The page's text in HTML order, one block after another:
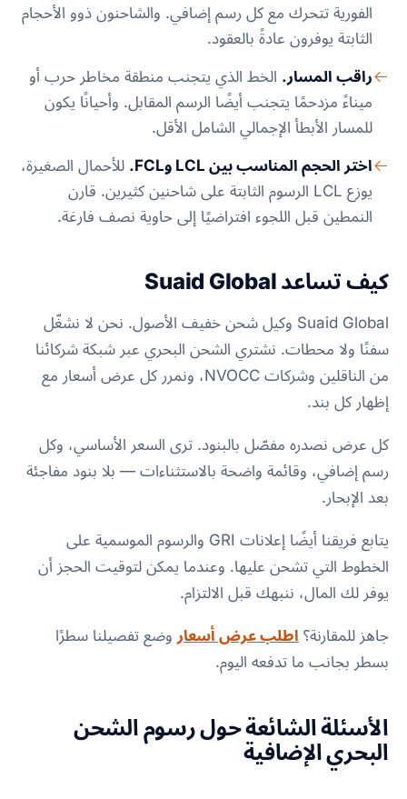
الفورية تتحرك مع كل رسم إضافي. والشاحنون ذوو الأحجام
الثابتة يوفرون عادةً بالعقود.
راقب المسار. الخط الذي يتجنب منطقة مخاطر حرب أو
ميناءً مزدحمًا يتجنب أيضًا الرسم المقابل. وأحيانًا يكون
للمسار الأبطأ الإجمالي الشامل الأقل.
اختر الحجم المناسب بين LCL وFCL.
للأحمال الصغيرة،
يوزع LCL الرسوم الثابتة على شاحنين كثيرين. قارن
النمطين قبل اللجوء افتراضيًا إلى حاوية نصف فارغة.
كيف تساعد Suaid Global
Suaid Global وكيل شحن خفيف الأصول. نحن لا نشغّل
سفنًا ولا محطات. نشتري الشحن البحري عبر شبكة شركائنا
من الناقلين وشركات NVOCC، ونمرر كل عرض أسعار مع
إظهار كل بند.
كل عرض نصدره مفصّل بالبنود. ترى السعر الأساسي، وكل
رسم إضافي، وقائمة واضحة بالاستثناءات — بلا بنود مفاجئة
بعد الإبحار.
يتابع فريقنا أيضًا إعلانات GRI والرسوم الموسمية على
الخطوط التي تشحن عليها. وعندما يمكن لتوقيت الحجز أن
يوفر لك المال، ننبهك قبل الالتزام.
جاهز للمقارنة؟ اطلب عرض أسعار وضع تفصيلنا سطرًا
بسطر بجانب ما تدفعه اليوم.
الأسئلة الشائعة حول رسوم الشحن
البحري الإضافية